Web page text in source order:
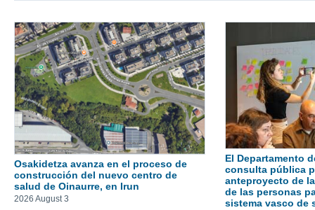
Osakidetza avanza en el proceso de
construcción del nuevo centro de
salud de Oinaurre, en Irun
2026 August 3
El Departamento
consulta pública
anteproyecto de
de las personas
sistema vasco de